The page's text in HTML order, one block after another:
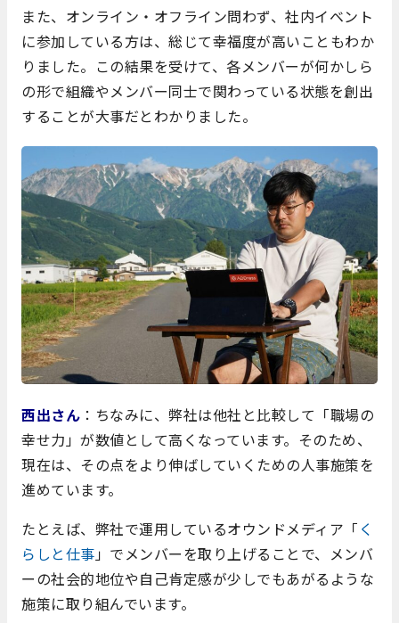
また、オンライン・オフライン問わず、社内イベント
に参加している方は、総じて幸福度が高いこともわか
りました。この結果を受けて、各メンバーが何かしら
の形で組織やメンバー同士で関わっている状態を創出
することが大事だとわかりました。
西出さん ：ちなみに、弊社は他社と比較して「職場の
幸せ力」が数値として高くなっています。そのため、
現在は、その点をより伸ばしていくための人事施策を
進めています。
たとえば、弊社で運用しているオウンドメディア「 く
らしと仕事 」でメンバーを取り上げることで、メンバ
ーの社会的地位や自己肯定感が少しでもあがるような
施策に取り組んでいます。